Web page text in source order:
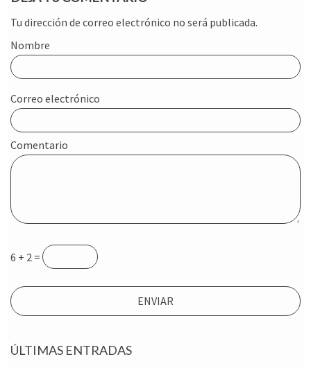
Tu dirección de correo electrónico no será publicada.
Nombre
Correo electrónico
Comentario
6 + 2 =
ÚLTIMAS ENTRADAS